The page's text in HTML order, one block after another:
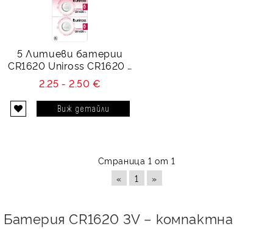
5 Литиеви батерии
CR1620 Uniross CR1620 -
3V
2.25 - 2.50 €
Виж детайли
Страница 1 от 1
«
1 »
Батерия CR1620 3V – компактна